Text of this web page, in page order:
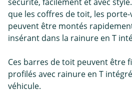
que les coffres de toit, les
peuvent être montés
insérant dans la rainure en T
Ces barres de toit peuvent être
profilés avec rainure en T
véhicule.